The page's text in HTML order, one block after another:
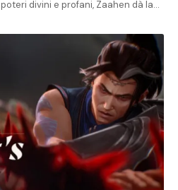
divini e profani, Zaahen dà la…